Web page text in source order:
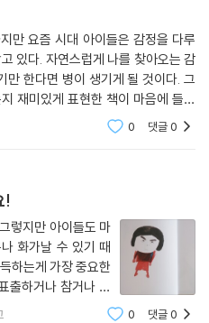
아는 것은 자신의 감정을 잘 다룰
.
처럼 화가 호로록 풀려요
주하게 되어요. 표지에서 봤던 그 아
지요. 곧 화산이 되어 폭발하기도 하
처럼 포효하고 동물들처럼 쿵쾅쿵
마찬가지로 그림책 속 이미지도 단
. 그림을 보자마자 어떤 감정인지
크림을 먹는 장면은 화면 구성과
만 요즘 시대 아이들은 감정을 다루
있다. 자연스럽게 나를 찾아오는 감
다. 그
재미있게 표현한 책이 마음에 들어
로록 풀릴 수 있게 자주 읽어주려고
0 댓글0
!
은 이미 알더라고요
0 댓글0